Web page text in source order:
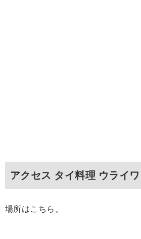
アクセス タイ料理 ウライ
場所はこちら。